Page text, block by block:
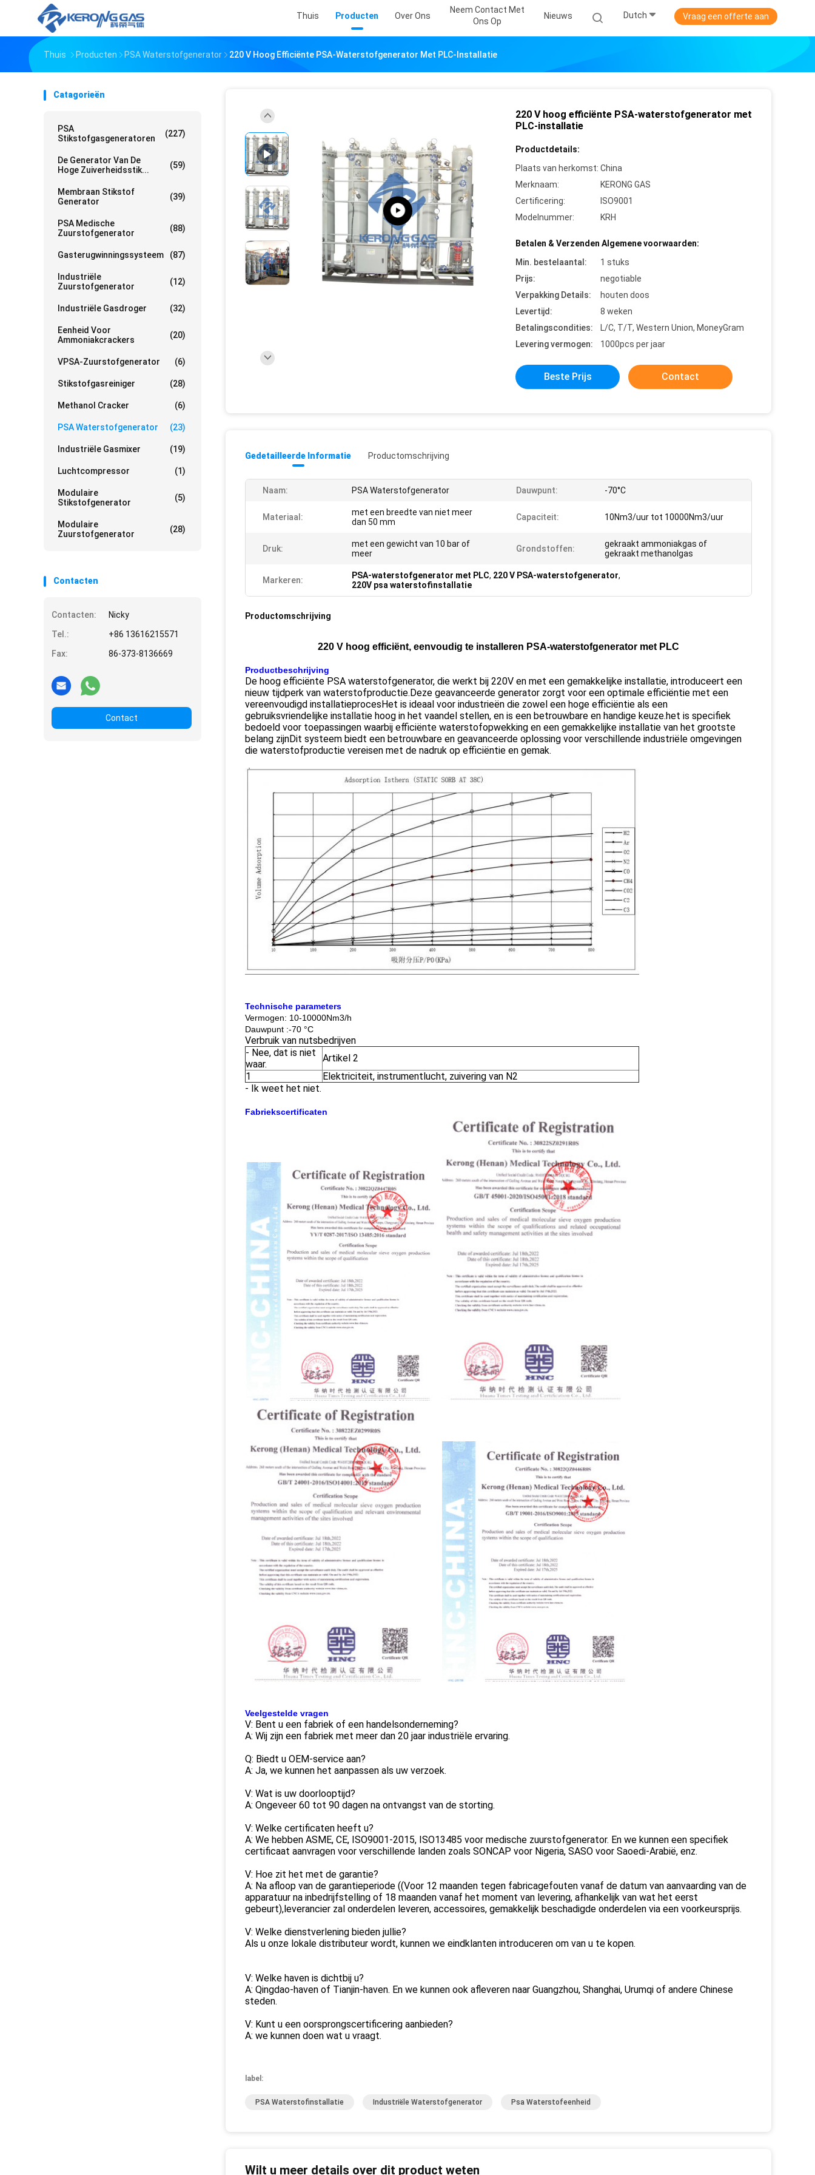
Thuis Producten Over Ons
Neem Contact Met
Ons Op
Nieuws Dutch Vraag een offerte aan
Thuis Producten PSA Waterstofgenerator 220 V Hoog Efficiënte PSA-Waterstofgenerator Met PLC-Installatie
Catagorieën
PSA
Stikstofgasgeneratoren
(227)
De Generator Van De
Hoge Zuiverheidsstik...
(59)
Membraan Stikstof
Generator
(39)
PSA Medische
Zuurstofgenerator
(88)
Gasterugwinningssysteem (87)
Industriële
Zuurstofgenerator
(12)
Industriële Gasdroger (32)
Eenheid Voor
Ammoniakcrackers
(20)
VPSA-Zuurstofgenerator (6)
Stikstofgasreiniger (28)
Methanol Cracker (6)
PSA Waterstofgenerator (23)
Industriële Gasmixer (19)
Luchtcompressor (1)
Modulaire
Stikstofgenerator
(5)
Modulaire
Zuurstofgenerator
(28)
Contacten
Contacten:
Nicky
Tel.:
+86 13616215571
Fax:
86-373-8136669
Contact
220 V hoog efficiënte PSA-waterstofgenerator met
PLC-installatie
Productdetails:
Plaats van herkomst: China
Merknaam:
KERONG GAS
Certificering:
ISO9001
Modelnummer:
KRH
Betalen & Verzenden Algemene voorwaarden:
Min. bestelaantal:
1 stuks
Prijs:
negotiable
Verpakking Details:
houten doos
Levertijd:
8 weken
Betalingscondities:
L/C, T/T, Western Union, MoneyGram
Levering vermogen:
1000pcs per jaar
Beste Prijs Contact
Gedetailleerde Informatie Productomschrijving
Naam: PSA Waterstofgenerator Dauwpunt: -70°C
Materiaal:
met een breedte van niet meer
dan 50 mm
Capaciteit: 10Nm3/uur tot 10000Nm3/uur
Druk:
met een gewicht van 10 bar of
meer
Grondstoffen:
gekraakt ammoniakgas of
gekraakt methanolgas
Markeren: PSA-waterstofgenerator met PLC, 220 V PSA-waterstofgenerator,
220V psa waterstofinstallatie
Productomschrijving
220 V hoog efficiënt, eenvoudig te installeren PSA-waterstofgenerator met PLC
Productbeschrijving
De hoog efficiënte PSA waterstofgenerator, die werkt bij 220V en met een gemakkelijke installatie, introduceert een
nieuw tijdperk van waterstofproductie.Deze geavanceerde generator zorgt voor een optimale efficiëntie met een
vereenvoudigd installatieprocesHet is ideaal voor industrieën die zowel een hoge efficiëntie als een
gebruiksvriendelijke installatie hoog in het vaandel stellen, en is een betrouwbare en handige keuze.het is specifiek
bedoeld voor toepassingen waarbij efficiënte waterstofopwekking en een gemakkelijke installatie van het grootste
belang zijnDit systeem biedt een betrouwbare en geavanceerde oplossing voor verschillende industriële omgevingen
die waterstofproductie vereisen met de nadruk op efficiëntie en gemak.
Technische parameters
Vermogen: 10-10000Nm3/h
Dauwpunt :-70 °C
Verbruik van nutsbedrijven
- Nee, dat is niet
waar.
Artikel 2
1
Elektriciteit, instrumentlucht, zuivering van N2
- Ik weet het niet.
Fabriekscertificaten
Veelgestelde vragen
V: Bent u een fabriek of een handelsonderneming?
A: Wij zijn een fabriek met meer dan 20 jaar industriële ervaring.
Q: Biedt u OEM-service aan?
A: Ja, we kunnen het aanpassen als uw verzoek.
V: Wat is uw doorlooptijd?
A: Ongeveer 60 tot 90 dagen na ontvangst van de storting.
V: Welke certificaten heeft u?
A: We hebben ASME, CE, ISO9001-2015, ISO13485 voor medische zuurstofgenerator. En we kunnen een specifiek
certificaat aanvragen voor verschillende landen zoals SONCAP voor Nigeria, SASO voor Saoedi-Arabië, enz.
V: Hoe zit het met de garantie?
A: Na afloop van de garantieperiode ((Voor 12 maanden tegen fabricagefouten vanaf de datum van aanvaarding van de
apparatuur na inbedrijfstelling of 18 maanden vanaf het moment van levering, afhankelijk van wat het eerst
gebeurt),leverancier zal onderdelen leveren, accessoires, gemakkelijk beschadigde onderdelen via een voorkeursprijs.
V: Welke dienstverlening bieden jullie?
Als u onze lokale distributeur wordt, kunnen we eindklanten introduceren om van u te kopen.
V: Welke haven is dichtbij u?
A: Qingdao-haven of Tianjin-haven. En we kunnen ook afleveren naar Guangzhou, Shanghai, Urumqi of andere Chinese
steden.
V: Kunt u een oorsprongscertificering aanbieden?
A: we kunnen doen wat u vraagt.
label:
PSA Waterstofinstallatie Industriële Waterstofgenerator Psa Waterstofeenheid
Wilt u meer details over dit product weten